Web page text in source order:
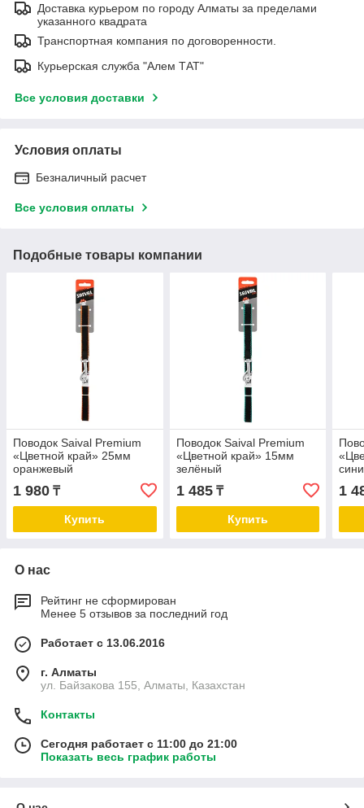
Доставка курьером по городу Алматы за пределами
указанного квадрата
Транспортная компания по договоренности.
Курьерская служба "Алем ТАТ"
Все условия доставки
Условия оплаты
Безналичный расчет
Все условия оплаты
Подобные товары компании
Поводок Saival Premium
«Цветной край» 25мм
оранжевый
1 980 ₸
Купить
Поводок Saival Premium
«Цветной край» 15мм
зелёный
1 485₸
Купить
1
О нас
Рейтинг не сформирован
Менее 5 отзывов за последний год
Работает с 13.06.2016
г. Алматы
ул. Байзакова 155, Алматы, Казахстан
Контакты
Сегодня работает с 11:00 до 21:00
Показать весь график работы